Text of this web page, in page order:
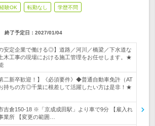
験OK 転勤なし 学歴不問
終了予定日： 2027/01/04
安定企業で働ける◎】道路／河川／橋梁／下水道な
木工事の現場における施工管理をお任せします。★
二新卒歓迎！】《必須要件》◆普通自動車免許（AT
持ちの方◎千葉に根差して活躍したい方は是非！★
吉倉150-18 ※「京成成田駅」より車で9分 【雇入れ
業所 【変更の範囲…